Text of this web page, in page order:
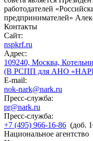
работодателей
предпринимателей»
Контакты
Сайт:
nspkrf.ru
Адрес:
109240, Москва,
(В РСПП для АНО
E-mail:
nok-nark@nark.ru
Пресс-служба:
pr@nark.ru
Пресс-служба:
+7 (495) 966-16-86 (доб.
Национальное агентство